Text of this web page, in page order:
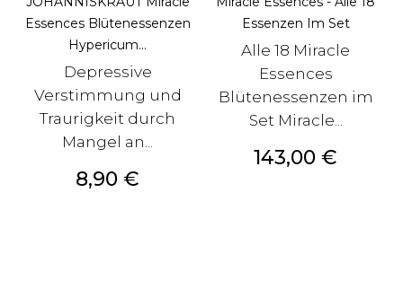
Essences Blütenessenzen
Hypericum...
Depressive
Verstimmung und
Traurigkeit durch
Mangel an...
Preis
8,90 €
Essenzen Im Set
Alle 18 Miracle
Essences
Blütenessenzen im
Set Miracle...
Preis
143,00 €